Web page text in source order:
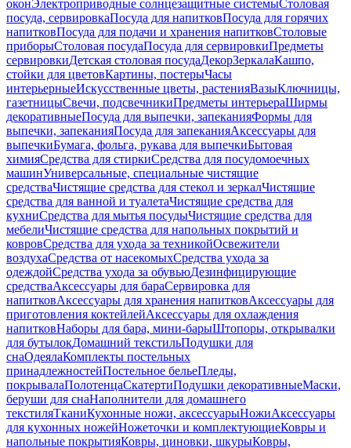
оконЭлектроприводные солнцезащитные системыСтоловая
посуда, сервировкаПосуда для напитковПосуда для горячих
напитковПосуда для подачи и хранения напитковСтоловые
приборыСтоловая посудаПосуда для сервировкиПредметы
сервировкиДетская столовая посудаДекорЗеркалаКашпо,
стойки для цветовКартины, постерыЧасы
интерьерныеИскусственные цветы, растенияВазыКлючницы,
газетницыСвечи, подсвечникиПредметы интерьераШирмы
декоративныеПосуда для выпечки, запеканияФормы для
выпечки, запеканияПосуда для запеканияАксессуары для
выпечкиБумага, фольга, рукава для выпечкиБытовая
химияСредства для стиркиСредства для посудомоечных
машинУниверсальные, специальные чистящие
средстваЧистящие средства для стекол и зеркалЧистящие
средства для ванной и туалетаЧистящие средства для
кухниСредства для мытья посудыЧистящие средства для
мебелиЧистящие средства для напольных покрытий и
ковровСредства для ухода за техникойОсвежители
воздухаСредства от насекомыхСредства ухода за
одеждойСредства ухода за обувьюДезинфицирующие
средстваАксессуары для бараСервировка для
напитковАксессуары для хранения напитковАксессуары для
приготовления коктейлейАксессуары для охлаждения
напитковНаборы для бара, мини-барыШтопоры, открывалки
для бутылокДомашний текстильПодушки для
снаОдеялаКомплекты постельных
принадлежностейПостельное бельеПледы,
покрывалаПолотенцаСкатертиПодушки декоративныеМаски,
беруши для снаНаполнители для домашнего
текстиляТканиКухонные ножи, аксессуарыНожиАксессуары
для кухонных ножейНожеточки и комплектующиеКовры и
напольные покрытияКовры, циновки, шкурыКовры,